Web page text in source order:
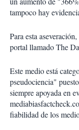
tampoco hay
Para esta
portal llamado The
Este medio está
pseudociencia"
siempre apoyada en
fiabilidad de los